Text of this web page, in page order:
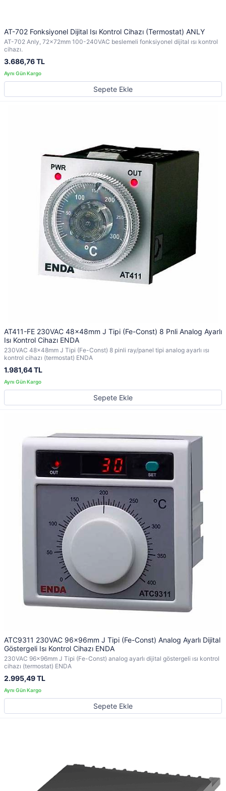
AT-702 Fonksiyonel Dijital Isı Kontrol Cihazı (Termostat) ANLY
AT-702 Anly, 72x72mm 100-240VAC beslemeli fonksiyonel dijital ısı kontrol
cihazı.
3.686,76 TL
Sepete Ekle
AT411-FE 230VAC 48x48mm J Tipi (Fe-Const) 8 Pnli Analog Ayarlı
Isı Kontrol Cihazı ENDA
230VAC 48x48mm J Tipi (Fe-Const) 8 pinli ray/panel tipi analog ayarlı ısı
kontrol cihazı (termostat) ENDA
1.981,64 TL
Sepete Ekle
ATC9311 230VAC 96x96mm J Tipi (Fe-Const) Analog Ayarlı Dijital
Göstergeli Isı Kontrol Cihazı ENDA
230VAC 96x96mm J Tipi (Fe-Const) analog ayarlı dijital göstergeli ısı kontrol
cihazı (termostat) ENDA
2.995,49 TL
Sepete Ekle